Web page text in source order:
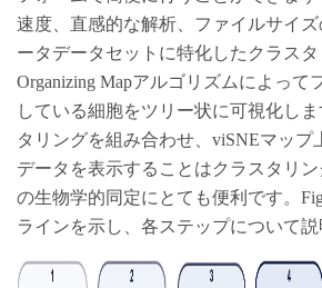
速度、直感的な解析、ファイルサイ
ータデータセットに特化したクラス
Organizing Mapアルゴリズムによって
している細胞をツリー状に可視化しま
タリングを組み合わせ、viSNEマップ
データを表示することはクラスタリ
の生物学的同定にとても便利です。
ラインを示し、各ステップについて説